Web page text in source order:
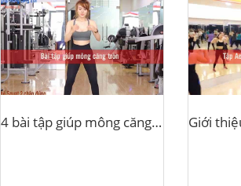
4 bài tập giúp mông căng tròn